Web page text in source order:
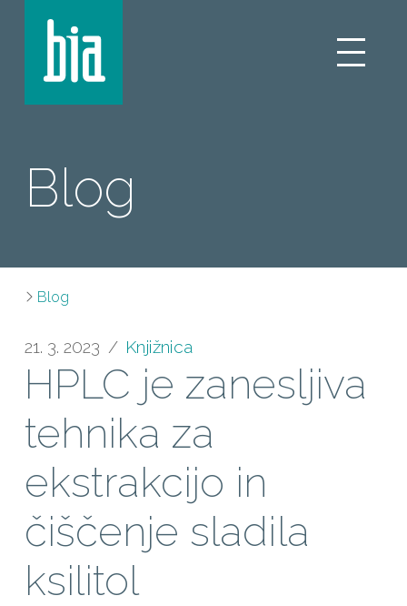
Blog
Blog
21. 3. 2023 Knjižnica
HPLC je zanesljiva
tehnika za
ekstrakcijo in
čiščenje sladila
ksilitol